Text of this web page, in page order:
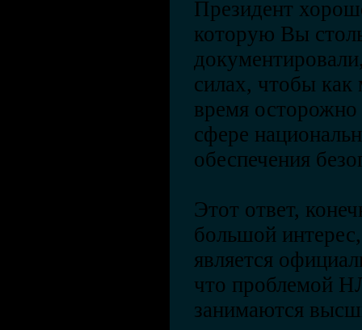
Президент
которую Вы
силах, чтобы
время
сфере
обеспечения
Этот ответ,
большой
является
что проблемой
занимаются